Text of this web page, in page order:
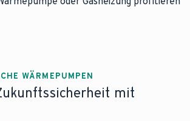
WÄRMEPUMPEN
mit